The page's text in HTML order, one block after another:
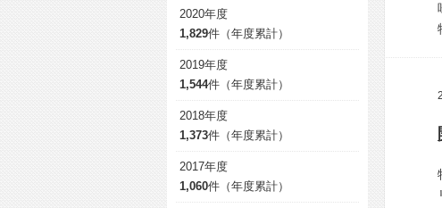
2020年度
1,829件（年度累計）
2019年度
1,544件（年度累計）
2018年度
1,373件（年度累計）
2017年度
1,060件（年度累計）